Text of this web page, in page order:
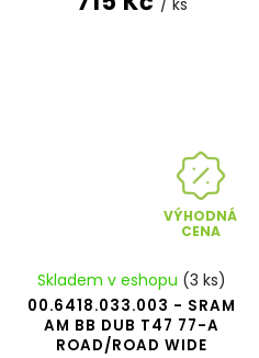
VÝHODNÁ
CENA
00.6418.033.003 - SRAM
AM BB DUB T47 77-A
ROAD/ROAD WIDE
Skladem v eshopu (3 ks)